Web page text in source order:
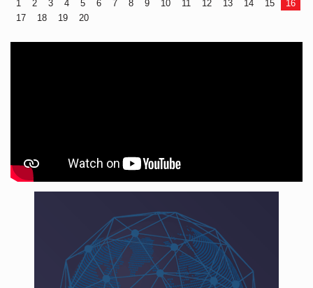
1 2 3 4 5 6 7 8 9 10 11 12 13 14 15
16
17
18 19 20